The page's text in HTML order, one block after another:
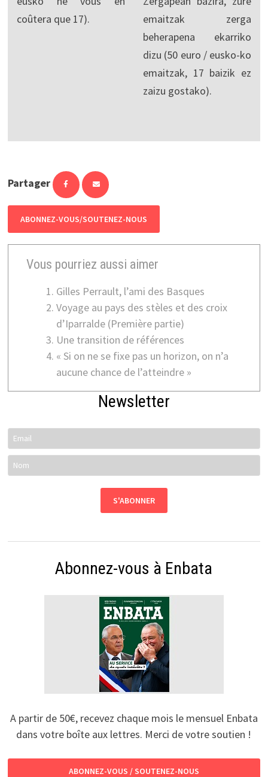
coûtera que 17).
emaitzak zerga
beherapena ekarriko
dizu (50 euro / eusko-ko
emaitzak, 17 baizik ez
zaizu gostako).
Partager
ABONNEZ-VOUS/SOUTENEZ-NOUS
Vous pourriez aussi aimer
Gilles Perrault, l’ami des Basques
Voyage au pays des stèles et des croix
d’Iparralde (Première partie)
Une transition de références
« Si on ne se fixe pas un horizon, on n’a
aucune chance de l’atteindre »
Newsletter
Abonnez-vous à Enbata
A partir de 50€, recevez chaque mois le mensuel Enbata
dans votre boîte aux lettres. Merci de votre soutien !
ABONNEZ-VOUS / SOUTENEZ-NOUS